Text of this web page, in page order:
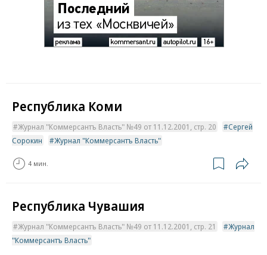
Республика Коми
Журнал "Коммерсантъ Власть" №49 от 11.12.2001, стр. 20
Сергей
Сорокин
Журнал "Коммерсантъ Власть"
4 мин.
Республика Чувашия
Журнал "Коммерсантъ Власть" №49 от 11.12.2001, стр. 21
Журнал
"Коммерсантъ Власть"